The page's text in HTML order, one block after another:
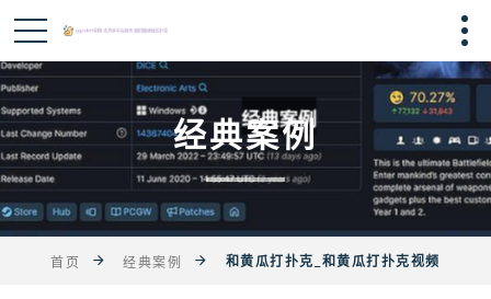
经典案例
首页 经典案例 和黄瓜打扑克_和黄瓜打扑克视频